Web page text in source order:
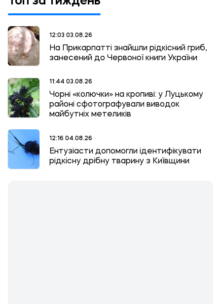
12:03 03.08.26
На Прикарпатті знайшли рідкісний гриб,
занесений до Червоної книги України
11:44 03.08.26
Чорні «колючки» на кропиві: у Луцькому
районі сфотографували виводок
майбутніх метеликів
12:16 04.08.26
Ентузіасти допомогли ідентифікувати
рідкісну дрібну тварину з Київщини